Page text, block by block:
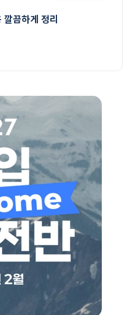
깔끔하게 정리